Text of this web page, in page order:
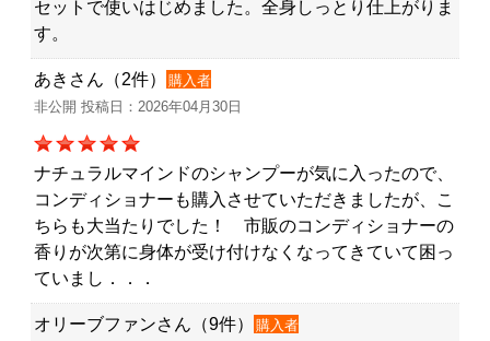
セットで使いはじめました。全身しっとり仕上がりま
す。
あきさん（2件）
購入者
非公開 投稿日：2026年04月30日
ナチュラルマインドのシャンプーが気に入ったので、
コンディショナーも購入させていただきましたが、こ
ちらも大当たりでした！ 市販のコンディショナーの
香りが次第に身体が受け付けなくなってきていて困っ
ていまし．．．
オリーブファンさん（9件）
購入者